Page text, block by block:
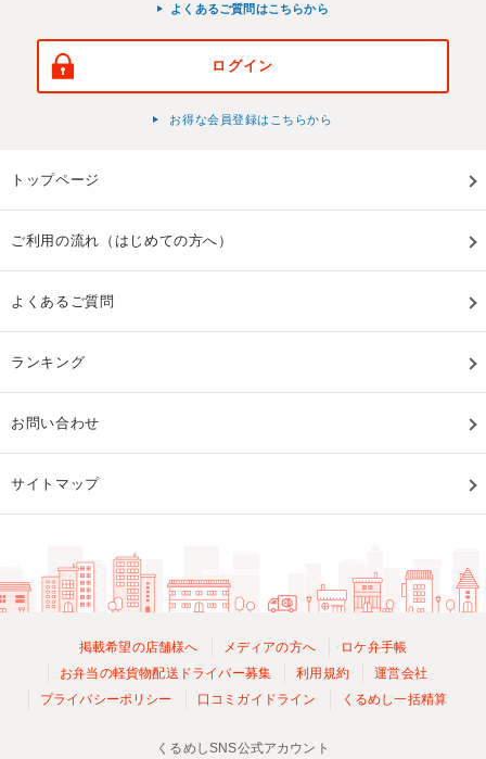
よくあるご質問はこちらから
ログイン
お得な会員登録はこちらから
トップページ
ご利用の流れ（はじめての方へ）
よくあるご質問
ランキング
お問い合わせ
サイトマップ
掲載希望の店舗様へ メディアの方へ
ロケ弁手帳
お弁当の軽貨物配送ドライバー募集
利用規約
運営会社
プライバシーポリシー
口コミガイドライン くるめし一括精算
くるめしSNS公式アカウント